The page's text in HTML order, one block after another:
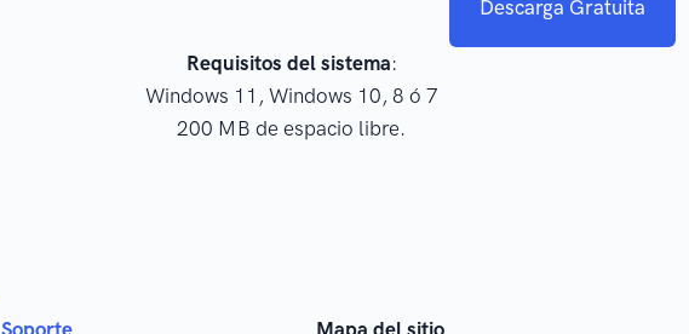
Descarga Gratuita
Requisitos del sistema:
Windows 11, Windows 10, 8 ó 7
200 MB de espacio libre.
Soporte Mapa del sitio